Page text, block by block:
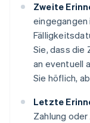
Zweite
eingegangen
Sie, dass die
an eventuell
Sie höflich,
Letzte
Zahlung